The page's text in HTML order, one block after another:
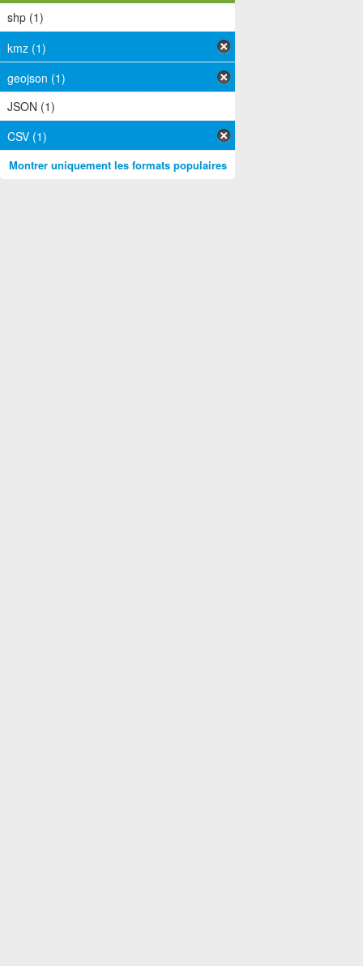
shp (1)
kmz (1)
geojson (1)
JSON (1)
CSV (1)
Montrer uniquement les formats populaires